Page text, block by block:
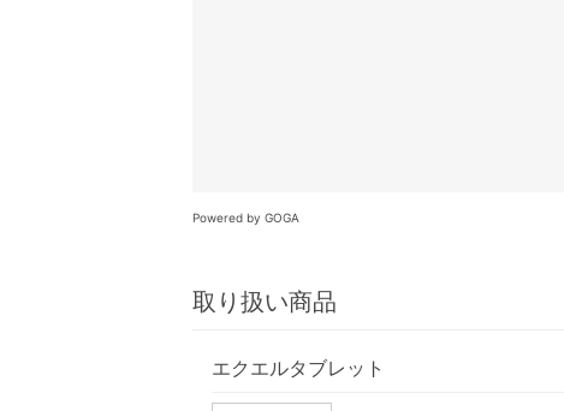
Powered by GOGA
取り扱い商品
エクエルタブレット